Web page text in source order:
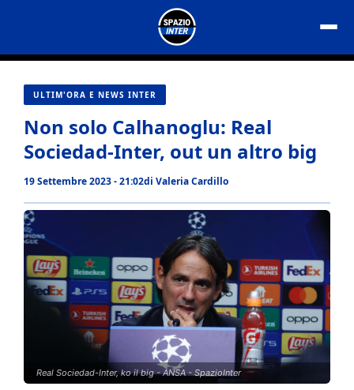
contenuto
ULTIM'ORA E NEWS INTER
Non solo Calhanoglu: Real
Sociedad-Inter, out un altro big
19 Settembre 2023 - 21:02di Valeria Cardillo
Real Sociedad-Inter, ko il big - ANSA - SpazioInter